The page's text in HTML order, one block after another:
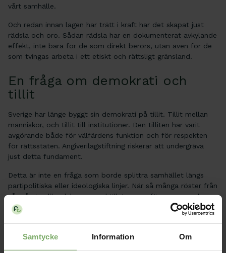
Samtycke Information Om
vårt samhälle.
Och redan innan lagen har trätt i kraft har det skapat just
rädsla och oro. Sådan rädsla har en dokumenterat avkylande
effekt, inte bara för de som direkt berörs, utan även för de
som tvingas arbeta i ett etiskt och rättsligt gränsland.
En fråga om demokrati och
tillit
Sverige har länge byggt sin demokrati på tillit. Tillit mellan
människor, och tillit till institutioner. Den tilliten har varit
avgörande både för välfärdens funktion och för respekten
för rättsstaten. Angiverilagstiftning riskerar att undergräva
just detta fundament.
Detta är inte en fråga som borde splittra samhället längs
partipolitiska eller ideologiska linjer. När så många röster från
så många olika delar av samhället varnar för samma sak,
förtjänar det att tas på största allvar.
Vi som skriver detta stod upp mot angiveriförslaget när det
först presenterades. Vi gjorde det för barnens rätt till